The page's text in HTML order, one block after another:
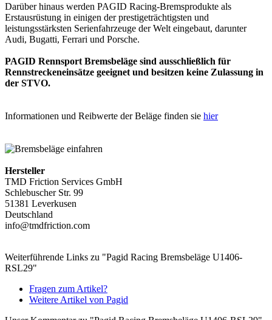
Darüber hinaus werden PAGID Racing-Bremsprodukte als
Erstausrüstung in einigen der prestigeträchtigsten und
leistungsstärksten Serienfahrzeuge der Welt eingebaut, darunter
Audi, Bugatti, Ferrari und Porsche.
PAGID Rennsport Bremsbeläge sind ausschließlich für
Rennstreckeneinsätze geeignet und besitzen keine Zulassung in
der STVO.
Informationen und Reibwerte der Beläge finden sie hier
Hersteller
TMD Friction Services GmbH
Schlebuscher Str. 99
51381 Leverkusen
Deutschland
info@tmdfriction.com
Weiterführende Links zu "Pagid Racing Bremsbeläge U1406-
RSL29"
Fragen zum Artikel?
Weitere Artikel von Pagid